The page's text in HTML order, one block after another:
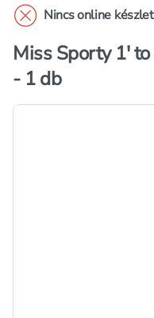
Nincs online
Miss Sporty 1'
- 1 db